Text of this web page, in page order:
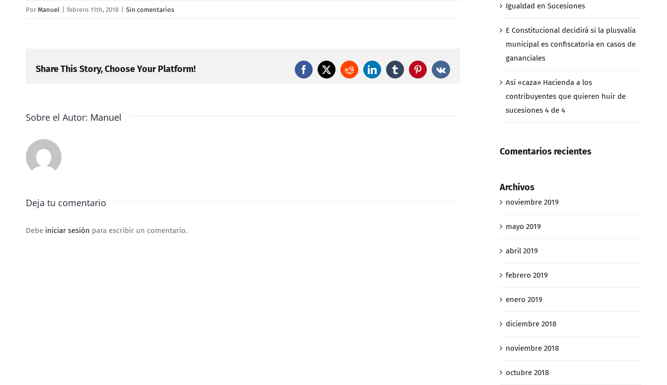
Por Manuel febrero 11th, 2018 Sin comentarios
Share This Story, Choose Your Platform! Facebook
X RedditLinkedInTumblrPinterest
Vk
Sobre el Autor: Manuel
Deja tu comentario
Debe iniciar sesión para escribir un comentario.
Igualdad en Sucesiones
E Constitucional decidirá si la plusvalía
municipal es confiscatoria en casos de
gananciales
Así «caza» Hacienda a los
contribuyentes que quieren huir de
sucesiones 4 de 4
Comentarios recientes
Archivos
noviembre 2019
mayo 2019
abril 2019
febrero 2019
enero 2019
diciembre 2018
noviembre 2018
octubre 2018